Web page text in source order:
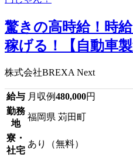
驚きの高時給！時
稼げる！【自動車
株式会社BREXA Next
給与 月収例480,000円
勤務
地
福岡県 苅田町
寮・
社宅
あり（無料）